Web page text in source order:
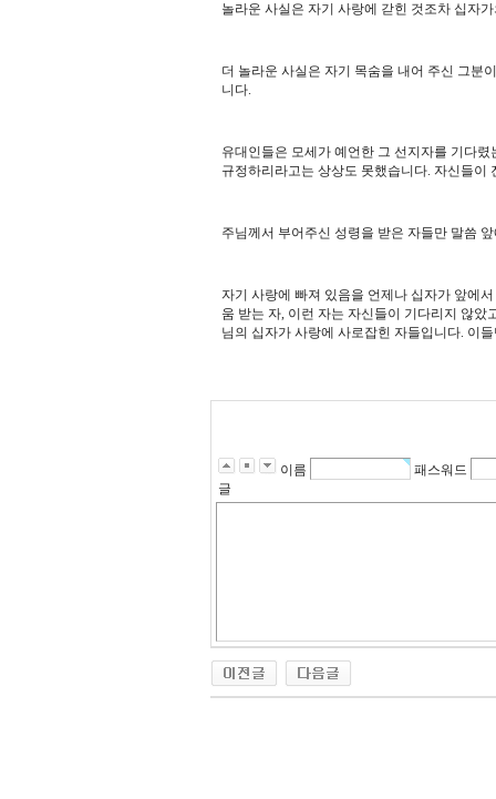
놀라운 사실은 자기 사랑에 갇힌 것조차 십자
더 놀라운 사실은 자기 목숨을 내어 주신 그분
니다.
유대인들은 모세가 예언한 그 선지자를 기다렸
규정하리라고는 상상도 못했습니다. 자신들이
주님께서 부어주신 성령을 받은 자들만 말씀
자기 사랑에 빠져 있음을 언제나 십자가 앞에
움 받는 자, 이런 자는 자신들이 기다리지 않았
님의 십자가 사랑에 사로잡힌 자들입니다. 이
이름
패스워드
글